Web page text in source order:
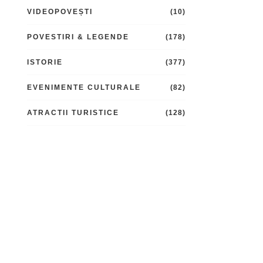
VIDEOPOVEȘTI (10)
POVESTIRI & LEGENDE (178)
ISTORIE (377)
EVENIMENTE CULTURALE (82)
ATRACTII TURISTICE (128)